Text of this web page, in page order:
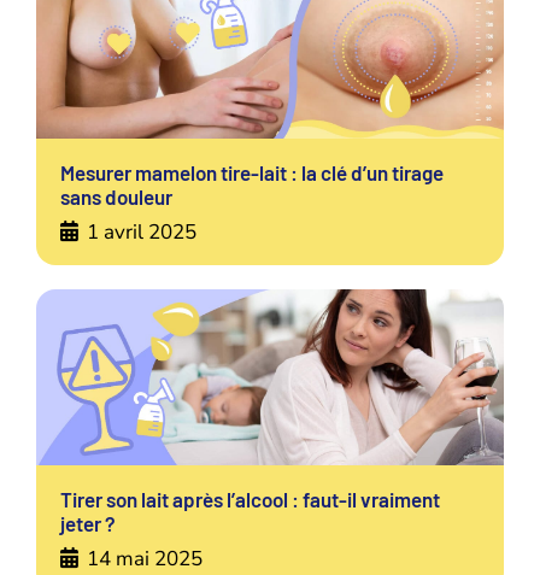
Mesurer mamelon tire-lait : la clé d’un tirage
sans douleur
1 avril 2025
Tirer son lait après l’alcool : faut-il vraiment
jeter ?
14 mai 2025